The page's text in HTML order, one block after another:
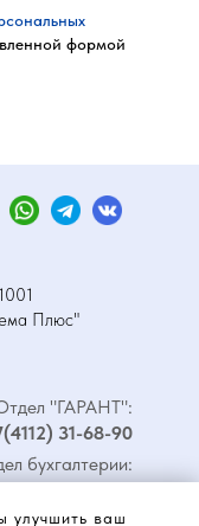
формой
31-68-90
"ГАРАНТ":
Плюс"
бухгалтерии:
улучшить ваш